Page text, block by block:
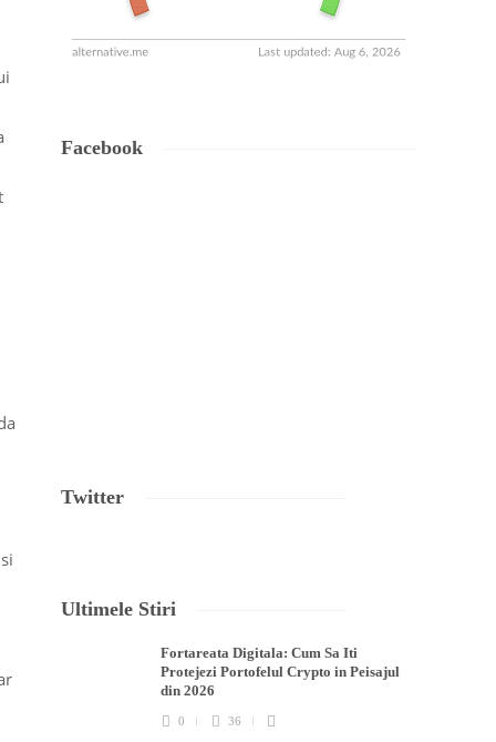
Facebook
Twitter
Ultimele Stiri
Fortareata Digitala: Cum Sa Iti
Protejezi Portofelul Crypto in Peisajul
din 2026
0 36